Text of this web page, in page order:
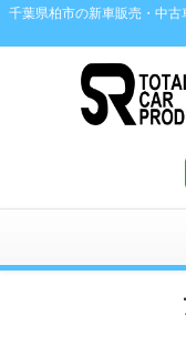
千葉県柏市の新車販売・中